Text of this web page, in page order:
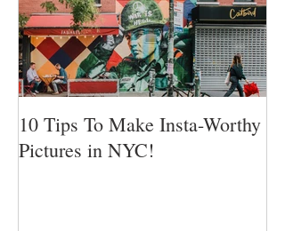
10 Tips To Make Insta-Worthy
Pictures in NYC!